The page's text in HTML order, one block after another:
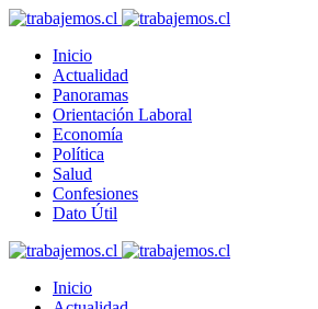
Inicio
Actualidad
Panoramas
Orientación Laboral
Economía
Política
Salud
Confesiones
Dato Útil
Inicio